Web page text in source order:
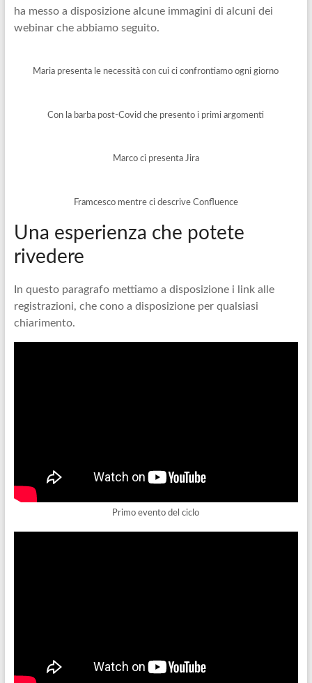
ha messo a disposizione alcune immagini di alcuni dei
webinar che abbiamo seguito.
Maria presenta le necessità con cui ci confrontiamo ogni giorno
Con la barba post-Covid che presento i primi argomenti
Marco ci presenta Jira
Framcesco mentre ci descrive Confluence
Una esperienza che potete
rivedere
In questo paragrafo mettiamo a disposizione i link alle
registrazioni, che cono a disposizione per qualsiasi
chiarimento.
Primo evento del ciclo